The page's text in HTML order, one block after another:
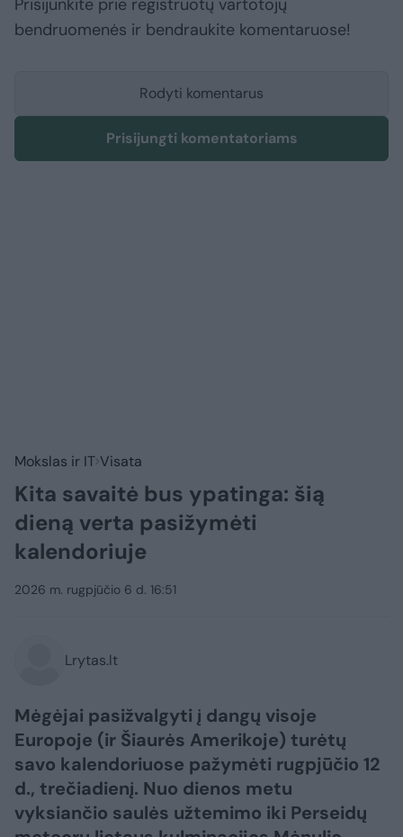
Prisijunkite prie registruotų vartotojų
bendruomenės ir bendraukite komentaruose!
Rodyti komentarus
Prisijungti komentatoriams
Mokslas ir IT Visata
Kita savaitė bus ypatinga: šią
dieną verta pasižymėti
kalendoriuje
2026 m. rugpjūčio 6 d. 16:51
Lrytas.lt
Mėgėjai pasižvalgyti į dangų visoje
Europoje (ir Šiaurės Amerikoje) turėtų
savo kalendoriuose pažymėti rugpjūčio 12
d., trečiadienį. Nuo dienos metu
vyksiančio saulės užtemimo iki Perseidų